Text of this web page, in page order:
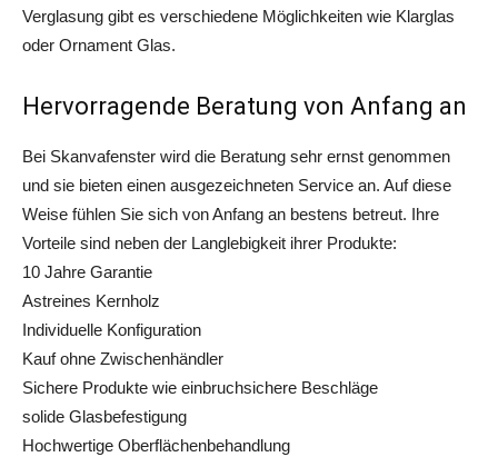
Verglasung gibt es verschiedene Möglichkeiten wie Klarglas
oder Ornament Glas.
Hervorragende Beratung von Anfang an
Bei Skanvafenster wird die Beratung sehr ernst genommen
und sie bieten einen ausgezeichneten Service an. Auf diese
Weise fühlen Sie sich von Anfang an bestens betreut. Ihre
Vorteile sind neben der Langlebigkeit ihrer Produkte:
10 Jahre Garantie
Astreines Kernholz
Individuelle Konfiguration
Kauf ohne Zwischenhändler
Sichere Produkte wie einbruchsichere Beschläge
solide Glasbefestigung
Hochwertige Oberflächenbehandlung